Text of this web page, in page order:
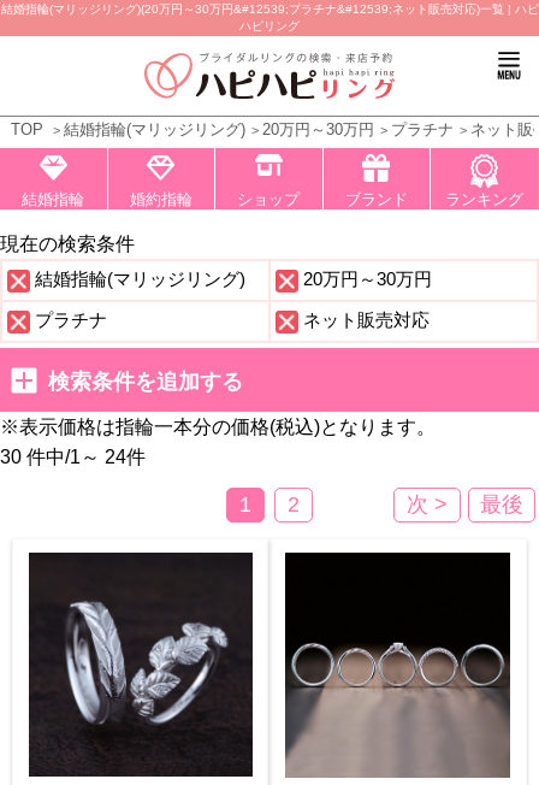
結婚指輪(マリッジリング)(20万円～30万円&#12539;プラチナ&#12539;ネット販売対応)一覧 | ハピ
ハピリング
TOP 結婚指輪(マリッジリング) 20万円～30万円 プラチナ ネット販
結婚指輪 婚約指輪 ショップ ブランド ランキング
現在の検索条件
結婚指輪(マリッジリング) 20万円～30万円
プラチナ ネット販売対応
検索条件を追加する
※表示価格は指輪一本分の価格(税込)となります。
30 件中/1～ 24件
1 2 次 > 最後